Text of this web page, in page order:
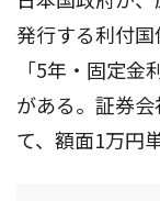
発行する利付国
「5年・固定
がある。証券
て、額面1万円